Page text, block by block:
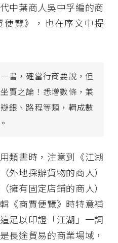
中葉商人吳中孚編的商
覽》，也在序文中提
書，確當行商要說，但
賈之論！悉增數條，兼
銀、路程等類，輯成數
類書時，注意到《江湖
外地採辦貨物的商人）
擁有固定店鋪的商人）
《商賈便覽》時特意補
足以印證「江湖」一詞
長途貿易的商業場域，